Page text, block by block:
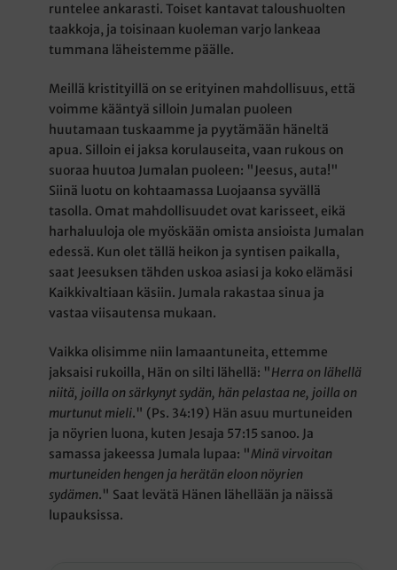
runtelee ankarasti. Toiset kantavat taloushuolten
taakkoja, ja toisinaan kuoleman varjo lankeaa
tummana läheistemme päälle.
Meillä kristityillä on se erityinen mahdollisuus, että
voimme kääntyä silloin Jumalan puoleen
huutamaan tuskaamme ja pyytämään häneltä
apua. Silloin ei jaksa korulauseita, vaan rukous on
suoraa huutoa Jumalan puoleen: "Jeesus, auta!"
Siinä luotu on kohtaamassa Luojaansa syvällä
tasolla. Omat mahdollisuudet ovat karisseet, eikä
harhaluuloja ole myöskään omista ansioista Jumalan
edessä. Kun olet tällä heikon ja syntisen paikalla,
saat Jeesuksen tähden uskoa asiasi ja koko elämäsi
Kaikkivaltiaan käsiin. Jumala rakastaa sinua ja
vastaa viisautensa mukaan.
Vaikka olisimme niin lamaantuneita, ettemme
jaksaisi rukoilla, Hän on silti lähellä: "Herra on lähellä
niitä, joilla on särkynyt sydän, hän pelastaa ne, joilla on
murtunut mieli." (Ps. 34:19) Hän asuu murtuneiden
ja nöyrien luona, kuten Jesaja 57:15 sanoo. Ja
samassa jakeessa Jumala lupaa: "Minä virvoitan
murtuneiden hengen ja herätän eloon nöyrien
sydämen." Saat levätä Hänen lähellään ja näissä
lupauksissa.